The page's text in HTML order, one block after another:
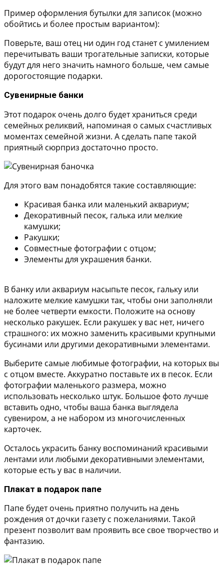
Пример оформления бутылки для записок (можно
обойтись и более простым вариантом):
Поверьте, ваш отец ни один год станет с умилением
перечитывать ваши трогательные записки, которые
будут для него значить намного больше, чем самые
дорогостоящие подарки.
Сувенирные банки
Этот подарок очень долго будет храниться среди
семейных реликвий, напоминая о самых счастливых
моментах семейной жизни. А сделать папе такой
приятный сюрприз достаточно просто.
Для этого вам понадобятся такие составляющие:
Красивая банка или маленький аквариум;
Декоративный песок, галька или мелкие
камушки;
Ракушки;
Совместные фотографии с отцом;
Элементы для украшения банки.
В банку или аквариум насыпьте песок, гальку или
наложите мелкие камушки так, чтобы они заполняли
не более четверти емкости. Положите на основу
несколько ракушек. Если ракушек у вас нет, ничего
страшного: их можно заменить красивыми крупными
бусинами или другими декоративными элементами.
Выберите самые любимые фотографии, на которых вы
с отцом вместе. Аккуратно поставьте их в песок. Если
фотографии маленького размера, можно
использовать несколько штук. Большое фото лучше
вставить одно, чтобы ваша банка выглядела
сувениром, а не набором из многочисленных
карточек.
Осталось украсить банку воспоминаний красивыми
лентами или любыми декоративными элементами,
которые есть у вас в наличии.
Плакат в подарок папе
Папе будет очень приятно получить на день
рождения от дочки газету с пожеланиями. Такой
презент позволит вам проявить все свое творчество и
фантазию.